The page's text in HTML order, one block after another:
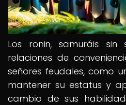
Los ronin, samuráis sin
relaciones de
señores feudales, como
mantener su estatus y
cambio de sus